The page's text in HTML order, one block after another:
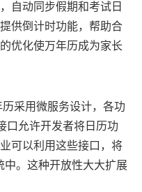
自动同步假期和考试日
供倒计时功能，帮助合
优化使万年历成为家长
采用微服务设计，各功
口允许开发者将日历功
可以利用这些接口，将
中。这种开放性大大扩展